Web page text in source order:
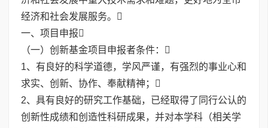
经济和社会发展服务。
一、项目申报
（一）创新基金项目申报者条件：
1、有良好的科学道德，学风严谨，有强烈的事业心和
求实、创新、协作、奉献精神；
2、具有良好的研究工作基础，已经取得了同行公认的
创新性成绩和创造性科研成果，并对本学科（相关学